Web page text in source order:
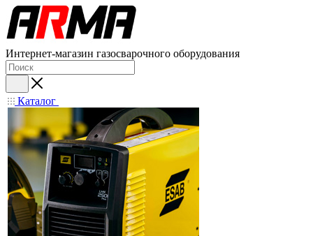
Интернет-магазин газосварочного оборудования
Каталог